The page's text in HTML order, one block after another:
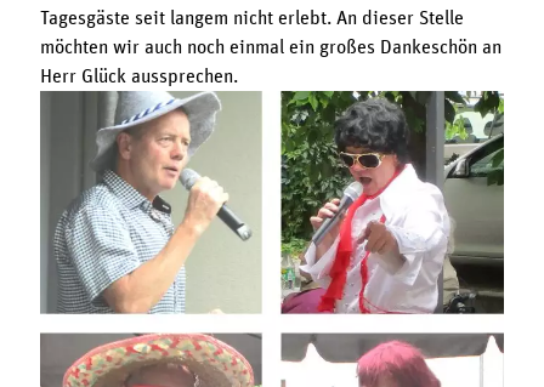
Tagesgäste seit langem nicht erlebt. An dieser Stelle
möchten wir auch noch einmal ein großes Dankeschön an
Herr Glück aussprechen.